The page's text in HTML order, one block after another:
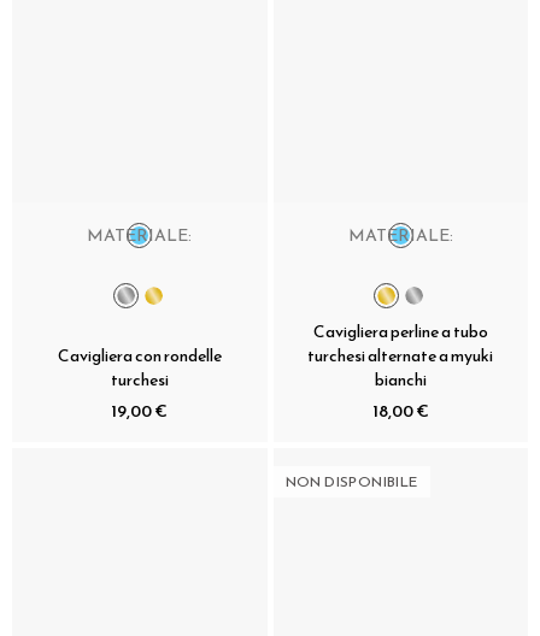
MATERIALE:
Cavigliera con rondelle
turchesi
19,00 €
MATERIALE:
Cavigliera perline a tubo
turchesi alternate a myuki
bianchi
18,00 €
NON DISPONIBILE